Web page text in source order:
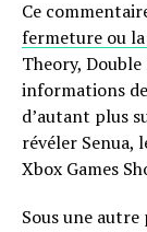
Ce
fermeture ou la
Theory,
informations
d’autant plus
révéler Senua,
Xbox Games
Sous une